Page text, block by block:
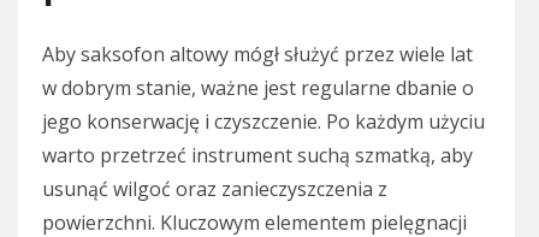
Aby saksofon altowy mógł służyć przez wiele lat
w dobrym stanie, ważne jest regularne dbanie o
jego konserwację i czyszczenie. Po każdym użyciu
warto przetrzeć instrument suchą szmatką, aby
usunąć wilgoć oraz zanieczyszczenia z
powierzchni. Kluczowym elementem pielęgnacji